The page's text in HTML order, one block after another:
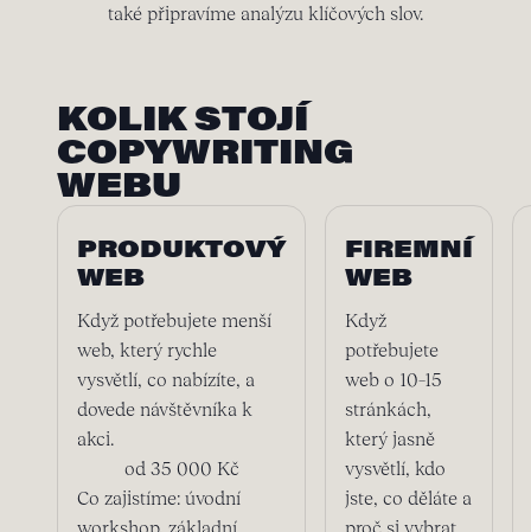
také připravíme analýzu klíčových slov.
KOLIK STOJÍ
COPYWRITING
WEBU
PRODUKTOVÝ
WEB
Když potřebujete menší
web, který rychle
vysvětlí, co nabízíte, a
dovede návštěvníka k
akci.
od 35 000 Kč
Co zajistíme: úvodní
workshop, základní
FIREMNÍ
WEB
Když
potřebujete
web o 10–15
stránkách,
který jasně
vysvětlí, kdo
jste, co děláte a
proč si vybrat